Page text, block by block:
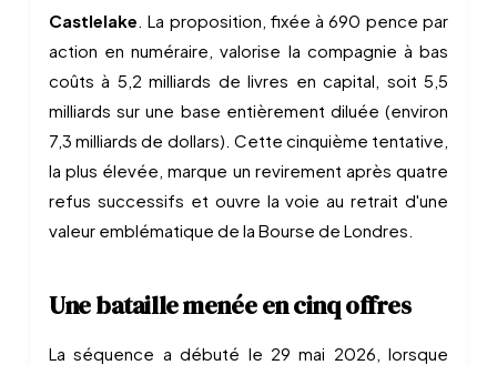
Castlelake. La proposition, fixée à 690 pence par
action en numéraire, valorise la compagnie à bas
coûts à 5,2 milliards de livres en capital, soit 5,5
milliards sur une base entièrement diluée (environ
7,3 milliards de dollars). Cette cinquième tentative,
la plus élevée, marque un revirement après quatre
refus successifs et ouvre la voie au retrait d'une
valeur emblématique de la Bourse de Londres.
Une bataille menée en cinq offres
La séquence a débuté le 29 mai 2026, lorsque